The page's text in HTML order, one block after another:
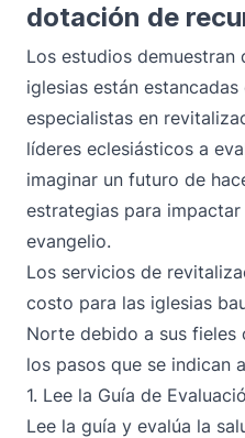
dotación de
Los estudios demuestran
iglesias están
especialistas en
líderes eclesiásticos a
imaginar un futuro de
estrategias para
evangelio.
Los servicios de
costo para las iglesias
Norte debido a sus fieles
los pasos que se indican
1. Lee la Guía de
Lee la guía y evalúa la